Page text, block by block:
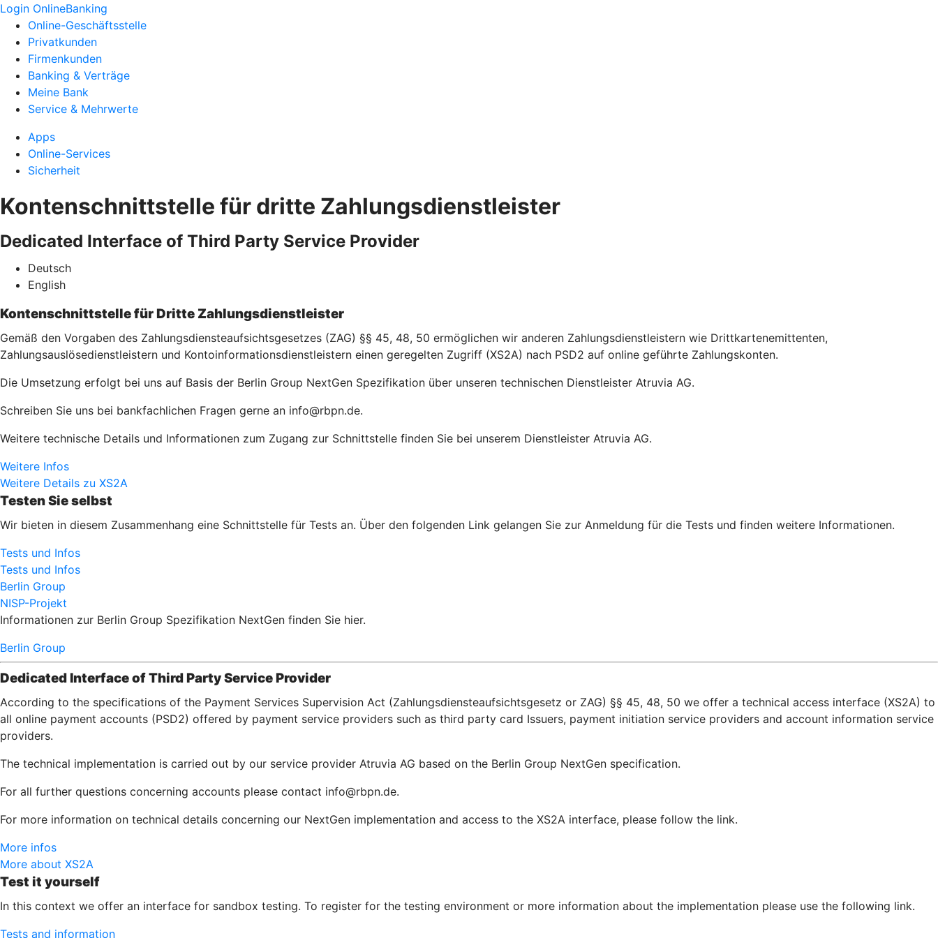
Login OnlineBanking
Online-Geschäftsstelle
Privatkunden
Firmenkunden
Banking & Verträge
Meine Bank
Service & Mehrwerte
Apps
Online-Services
Sicherheit
Kontenschnittstelle für dritte Zahlungsdienstleister
Dedicated Interface of Third Party Service Provider
Deutsch
English
Kontenschnittstelle für Dritte Zahlungsdienstleister
Gemäß den Vorgaben des Zahlungsdiensteaufsichtsgesetzes (ZAG) §§ 45, 48, 50 ermöglichen wir anderen Zahlungsdienstleistern wie Drittkartenemittenten,
Zahlungsauslösedienstleistern und Kontoinformationsdienstleistern einen geregelten Zugriff (XS2A) nach PSD2 auf online geführte Zahlungskonten.
Die Umsetzung erfolgt bei uns auf Basis der Berlin Group NextGen Spezifikation über unseren technischen Dienstleister Atruvia AG.
Schreiben Sie uns bei bankfachlichen Fragen gerne an info@rbpn.de.
Weitere technische Details und Informationen zum Zugang zur Schnittstelle finden Sie bei unserem Dienstleister Atruvia AG.
Weitere Infos
Weitere Details zu XS2A
Testen Sie selbst
Wir bieten in diesem Zusammenhang eine Schnittstelle für Tests an. Über den folgenden Link gelangen Sie zur Anmeldung für die Tests und finden weitere Informationen.
Tests und Infos
Tests und Infos
Berlin Group
NISP-Projekt
Informationen zur Berlin Group Spezifikation NextGen finden Sie hier.
Berlin Group
Dedicated Interface of Third Party Service Provider
According to the specifications of the Payment Services Supervision Act (Zahlungsdiensteaufsichtsgesetz or ZAG) §§ 45, 48, 50 we offer a technical access interface (XS2A) to
all online payment accounts (PSD2) offered by payment service providers such as third party card Issuers, payment initiation service providers and account information service
providers.
The technical implementation is carried out by our service provider Atruvia AG based on the Berlin Group NextGen specification.
For all further questions concerning accounts please contact info@rbpn.de.
For more information on technical details concerning our NextGen implementation and access to the XS2A interface, please follow the link.
More infos
More about XS2A
Test it yourself
In this context we offer an interface for sandbox testing. To register for the testing environment or more information about the implementation please use the following link.
Tests and information